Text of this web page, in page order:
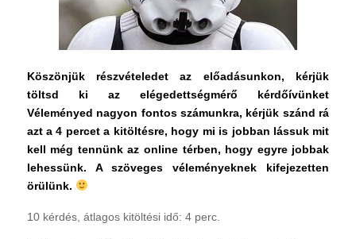
Köszönjük részvételedet az előadásunkon, kérjük
töltsd ki az elégedettségmérő kérdőívünket
Véleményed nagyon fontos számunkra, kérjük szánd rá
azt a 4 percet a kitöltésre, hogy mi is jobban lássuk mit
kell még tennünk az online térben, hogy egyre jobbak
lehessünk. A szöveges véleményeknek kifejezetten
örülünk.
10 kérdés, átlagos kitöltési idő: 4 perc.